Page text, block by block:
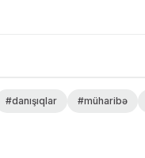
#danışıqlar #müharibə